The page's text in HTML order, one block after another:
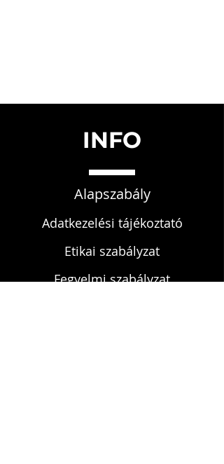
INFO
Alapszabály
Adatkezelési tájékoztató
Etikai szabályzat
Fegyelmi szabályzat